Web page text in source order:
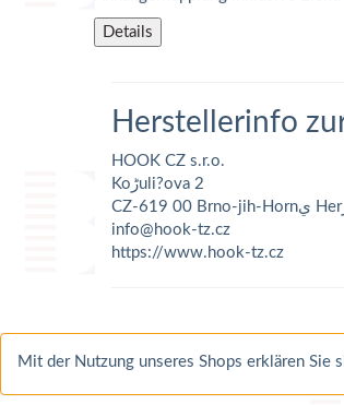
Details
Herstellerinfo
HOOK CZ s.r.o.
Koڑuli?ova 2
info@hook-tz.cz
https://www.hook-tz.cz
Mit der Nutzung unseres Shops erklären Sie